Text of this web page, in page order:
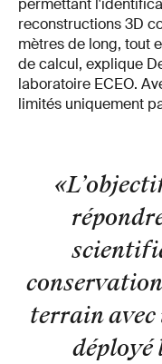
permettant
reconstructions 3D
mètres de long, tout
de calcul, explique
laboratoire ECEO.
limités uniquement
terrain
déployé